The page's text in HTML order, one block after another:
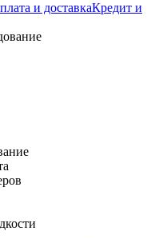
и доставкаКредит и